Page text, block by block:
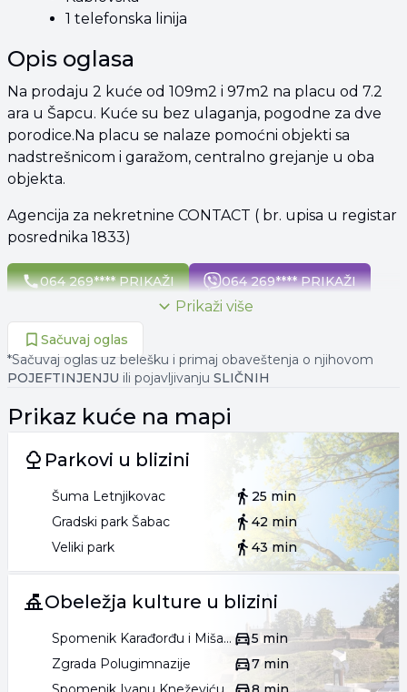
1 telefonska linija
Opis oglasa
Na prodaju 2 kuće od 109m2 i 97m2 na placu od 7.2
ara u Šapcu. Kuće su bez ulaganja, pogodne za dve
porodice.Na placu se nalaze pomoćni objekti sa
nadstrešnicom i garažom, centralno grejanje u oba
objekta.
Agencija za nekretnine CONTACT ( br. upisa u registar
posrednika 1833)
064 269**** PRIKAŽI 064 269**** PRIKAŽI
Prikaži više
Sačuvaj oglas
*Sačuvaj oglas uz belešku i primaj obaveštenja o njihovom
POJEFTINJENJU ili pojavljivanju SLIČNIH
Prikaz kuće na mapi
Parkovi u blizini
Šuma Letnjikovac
25 min
Gradski park Šabac
42 min
Veliki park
43 min
Obeležja kulture u blizini
Spomenik Karađorđu i Mišarskim junacima
5 min
Zgrada Polugimnazije
7 min